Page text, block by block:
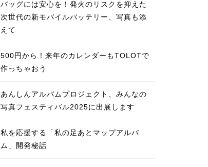
バッグには安心を！発火のリスクを抑えた
次世代の新モバイルバッテリー、写真も添
えて
500円から！来年のカレンダーもTOLOTで
作っちゃおう
あんしんアルバムプロジェクト、みんなの
写真フェスティバル2025に出展します
私を応援する「私の足あとマップアルバ
ム」開発秘話